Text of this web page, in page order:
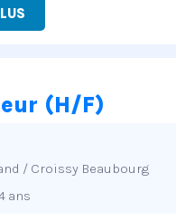
(H/F)
/ Croissy Beaubourg
ans